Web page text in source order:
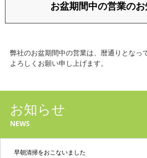
お盆期間中の営業の
弊社のお盆期間中の営業は、暦通りとなっ
よろしくお願い申し上げます。
お知らせ
NEWS
早朝清掃をおこないました